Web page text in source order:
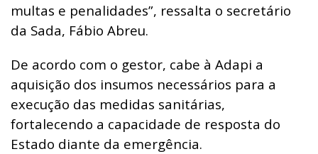
multas e penalidades”, ressalta o secretário
da Sada, Fábio Abreu.
De acordo com o gestor, cabe à Adapi a
aquisição dos insumos necessários para a
execução das medidas sanitárias,
fortalecendo a capacidade de resposta do
Estado diante da emergência.